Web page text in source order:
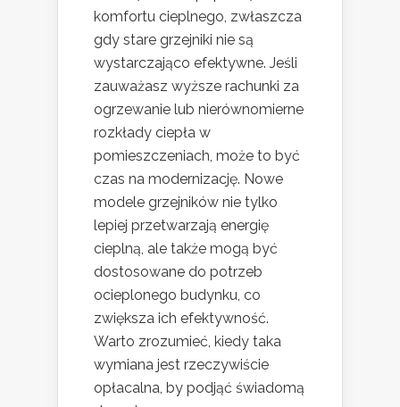
komfortu cieplnego, zwłaszcza
gdy stare grzejniki nie są
wystarczająco efektywne. Jeśli
zauważasz wyższe rachunki za
ogrzewanie lub nierównomierne
rozkłady ciepła w
pomieszczeniach, może to być
czas na modernizację. Nowe
modele grzejników nie tylko
lepiej przetwarzają energię
cieplną, ale także mogą być
dostosowane do potrzeb
ocieplonego budynku, co
zwiększa ich efektywność.
Warto zrozumieć, kiedy taka
wymiana jest rzeczywiście
opłacalna, by podjąć świadomą